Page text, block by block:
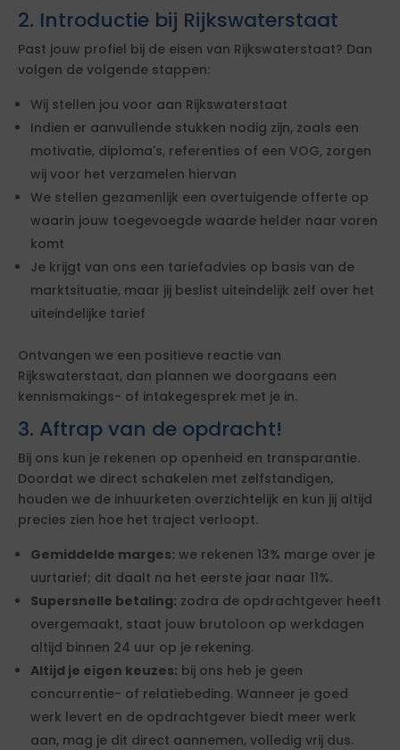
2. Introductie bij Rijkswaterstaat
Past jouw profiel bij de eisen van Rijkswaterstaat? Dan
volgen de volgende stappen:
Wij stellen jou voor aan Rijkswaterstaat
Indien er aanvullende stukken nodig zijn, zoals een
motivatie, diploma's, referenties of een VOG, zorgen
wij voor het verzamelen hiervan
We stellen gezamenlijk een overtuigende offerte op
waarin jouw toegevoegde waarde helder naar voren
komt
Je krijgt van ons een tariefadvies op basis van de
marktsituatie, maar jij beslist uiteindelijk zelf over het
uiteindelijke tarief
Ontvangen we een positieve reactie van
Rijkswaterstaat, dan plannen we doorgaans een
kennismakings- of intakegesprek met je in.
3. Aftrap van de opdracht!
Bij ons kun je rekenen op openheid en transparantie.
Doordat we direct schakelen met zelfstandigen,
houden we de inhuurketen overzichtelijk en kun jij altijd
precies zien hoe het traject verloopt.
Gemiddelde marges: we rekenen 13% marge over je
uurtarief; dit daalt na het eerste jaar naar 11%.
Supersnelle betaling: zodra de opdrachtgever heeft
overgemaakt, staat jouw brutoloon op werkdagen
altijd binnen 24 uur op je rekening.
Altijd je eigen keuzes: bij ons heb je geen
concurrentie- of relatiebeding. Wanneer je goed
werk levert en de opdrachtgever biedt meer werk
aan, mag je dit direct aannemen, volledig vrij dus.